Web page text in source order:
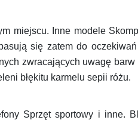
miejscu. Inne modele
się zatem do
zwracających uwagę
błękitu karmelu sepii różu.
Sprzęt sportowy i inne.